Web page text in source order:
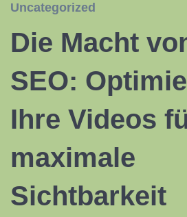
Uncategorized
Die Macht
SEO:
Ihre Videos
maximale
Sichtbarkeit